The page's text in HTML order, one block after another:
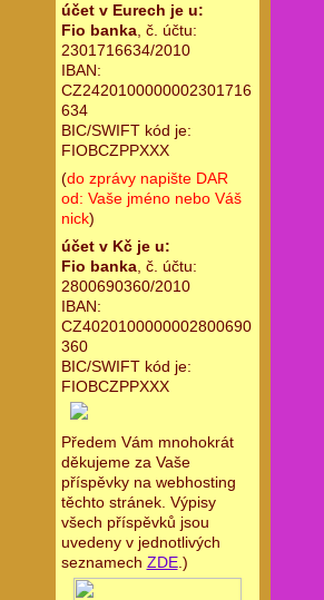
účet v Eurech je u:
Fio banka, č. účtu:
2301716634/2010
IBAN:
CZ2420100000002301716
634
BIC/SWIFT kód je:
FIOBCZPPXXX
(do zprávy napište DAR
od: Vaše jméno nebo Váš
nick)
účet v Kč je u:
Fio banka, č. účtu:
2800690360/2010
IBAN:
CZ4020100000002800690
360
BIC/SWIFT kód je:
FIOBCZPPXXX
Předem Vám mnohokrát
děkujeme za Vaše
příspěvky na webhosting
těchto stránek. Výpisy
všech příspěvků jsou
uvedeny v jednotlivých
seznamech ZDE.)